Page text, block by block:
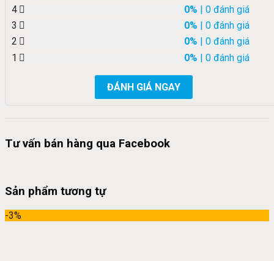
4
0% | 0 đánh giá
3
0% | 0 đánh giá
2
0% | 0 đánh giá
1
0% | 0 đánh giá
ĐÁNH GIÁ NGAY
Tư vấn bán hàng qua Facebook
Sản phẩm tương tự
-3%